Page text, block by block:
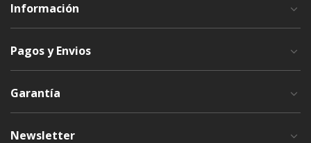
Información
Pagos y Envios
Garantía
Newsletter